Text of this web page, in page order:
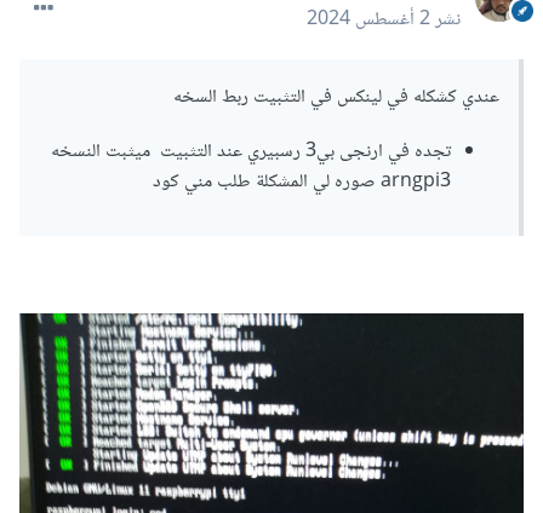
نشر2 أغسطس 2024
عندي كشكله في لينكس في التثبيت ربط السخه
تجده في ارنجى بي3 رسبيري عند التثبيت ميثبت النسخه
arngpi3 صوره لي المشكلة طلب مني كود